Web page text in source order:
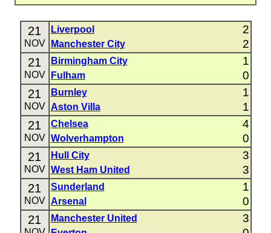
21
NOV
Liverpool 2
Manchester City 2
21
NOV
Birmingham City 1
Fulham 0
21
NOV
Burnley 1
Aston Villa 1
21
NOV
Chelsea 4
Wolverhampton 0
21
NOV
Hull City 3
West Ham United 3
21
NOV
Sunderland 1
Arsenal 0
21 Manchester United 3